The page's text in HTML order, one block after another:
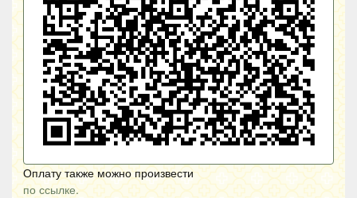
Оплату также можно произвести
по ссылке.